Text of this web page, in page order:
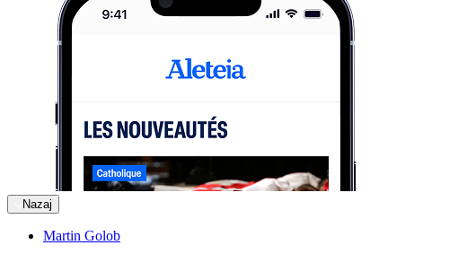
Nazaj
Martin Golob